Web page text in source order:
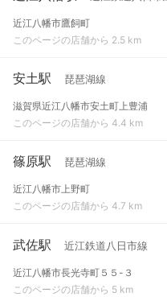
近江八幡市鷹飼町
このページの店舗から 2.5 km
安土駅 琵琶湖線
滋賀県近江八幡市安土町上豊浦
このページの店舗から 4.4 km
篠原駅 琵琶湖線
近江八幡市上野町
このページの店舗から 4.7 km
武佐駅 近江鉄道八日市線
近江八幡市長光寺町５５-３
このページの店舗から 5 km